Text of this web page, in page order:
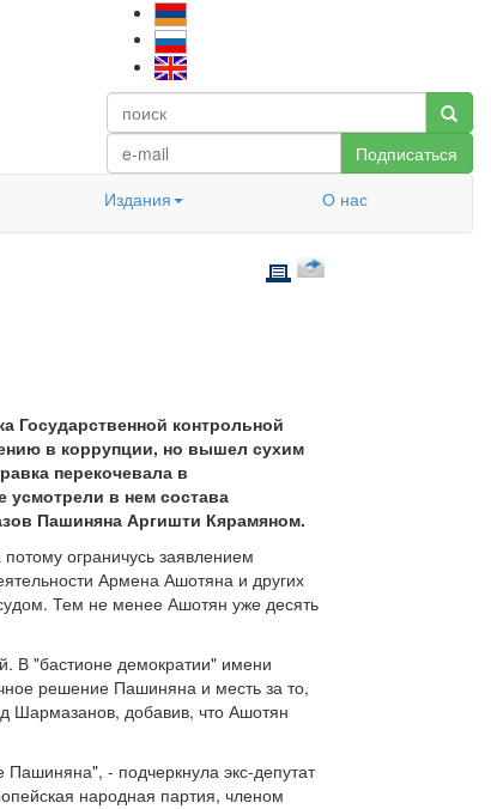
Подписаться
Издания О нас
Государственной контрольной
в коррупции, но вышел сухим
перекочевала в
усмотрели в нем состава
Пашиняна Аргишти Кярамяном.
потому ограничусь заявлением
Армена Ашотяна и других
Тем не менее Ашотян уже десять
В "бастионе демократии" имени
решение Пашиняна и месть за то,
Шармазанов, добавив, что Ашотян
- подчеркнула экс-депутат
народная партия, членом